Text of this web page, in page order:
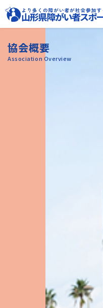
協会概要
Association Overview